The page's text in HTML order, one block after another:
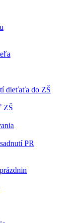
dieťaťa do ZŠ
ZŠ
PR